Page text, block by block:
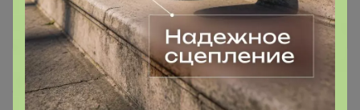
620 5.0 120.9K 120.1K 3.1K 5